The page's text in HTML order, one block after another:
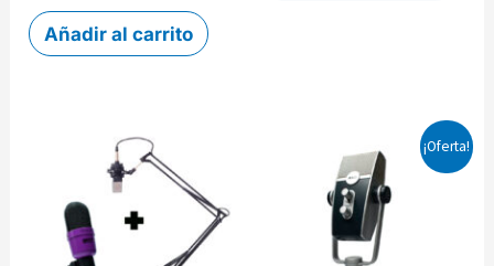
Añadir al carrito
¡Oferta!
precio
original
era:
$ 540.000.
precio
es: